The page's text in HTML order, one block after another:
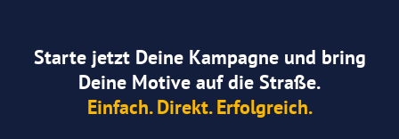
Starte jetzt Deine Kampagne und bring
Deine Motive auf die Straße.
Einfach. Direkt. Erfolgreich.